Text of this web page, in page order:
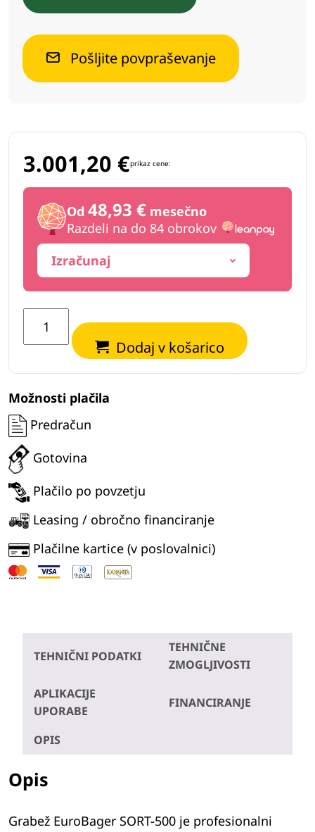
Pošljite povpraševanje
3.001,20 €prikaz cene:
Od 48,93 € mesečno
Razdeli na do 84 obrokov
Izračunaj
sortirni
EuroBager
SORT-
500
količina
Dodaj v košarico
Možnosti plačila
Predračun
Gotovina
Plačilo po povzetju
Leasing / obročno financiranje
Plačilne kartice (v poslovalnici)
OPIS
TEHNIČNI PODATKI
TEHNIČNE
ZMOGLJIVOSTI
APLIKACIJE
UPORABE
FINANCIRANJE
Opis
Grabež EuroBager SORT-500 je profesionalni